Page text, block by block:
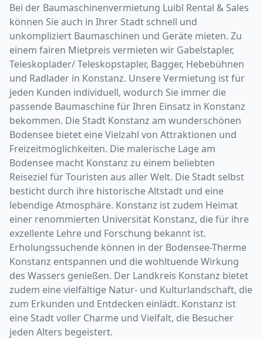
Bei der Baumaschinenvermietung Luibl Rental & Sales
können Sie auch in Ihrer Stadt schnell und
unkompliziert Baumaschinen und Geräte mieten. Zu
einem fairen Mietpreis vermieten wir Gabelstapler,
Teleskoplader/ Teleskopstapler, Bagger, Hebebühnen
und Radlader in Konstanz. Unsere Vermietung ist für
jeden Kunden individuell, wodurch Sie immer die
passende Baumaschine für Ihren Einsatz in Konstanz
bekommen. Die Stadt Konstanz am wunderschönen
Bodensee bietet eine Vielzahl von Attraktionen und
Freizeitmöglichkeiten. Die malerische Lage am
Bodensee macht Konstanz zu einem beliebten
Reiseziel für Touristen aus aller Welt. Die Stadt selbst
besticht durch ihre historische Altstadt und eine
lebendige Atmosphäre. Konstanz ist zudem Heimat
einer renommierten Universität Konstanz, die für ihre
exzellente Lehre und Forschung bekannt ist.
Erholungssuchende können in der Bodensee-Therme
Konstanz entspannen und die wohltuende Wirkung
des Wassers genießen. Der Landkreis Konstanz bietet
zudem eine vielfältige Natur- und Kulturlandschaft, die
zum Erkunden und Entdecken einlädt. Konstanz ist
eine Stadt voller Charme und Vielfalt, die Besucher
jeden Alters begeistert.